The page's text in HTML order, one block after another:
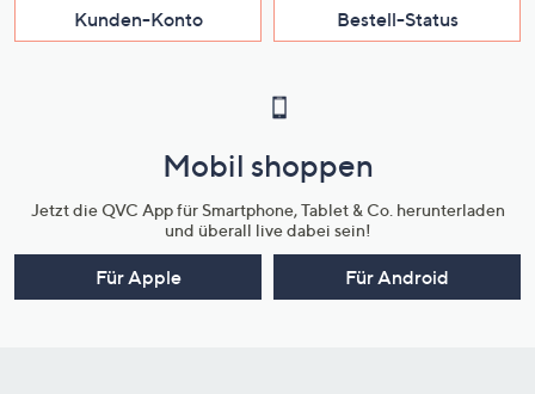
Kunden-Konto Bestell-Status
Mobil shoppen
Jetzt die QVC App für Smartphone, Tablet & Co. herunterladen
und überall live dabei sein!
Für Apple Für Android